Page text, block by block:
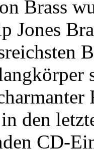
Brass
Jones
den
CD-